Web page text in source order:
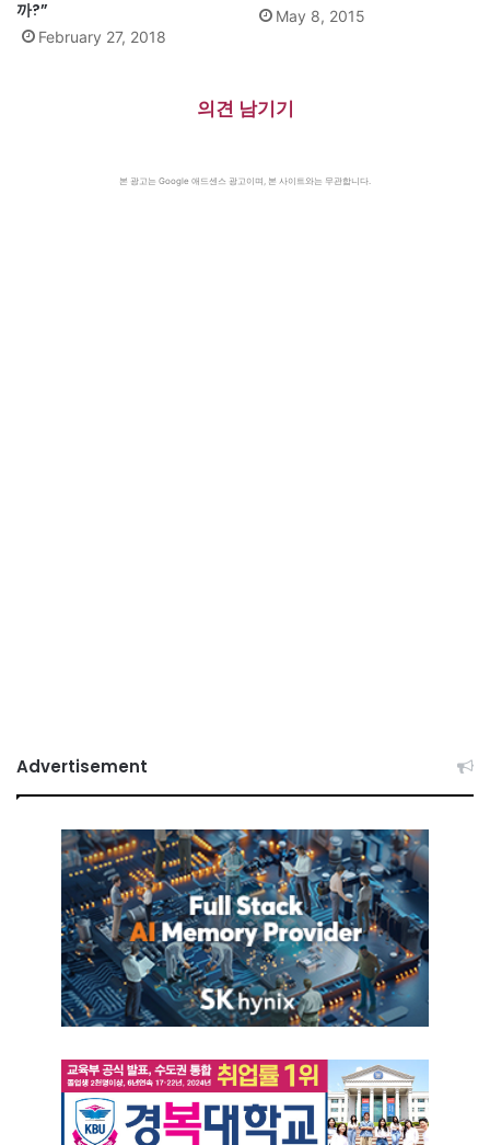
까?”
February 27, 2018
May 8, 2015
의견 남기기
본 광고는 Google 애드센스 광고이며, 본 사이트와는 무관합니다.
Advertisement